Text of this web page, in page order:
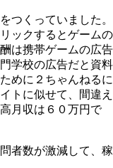
つくっていました。
ックするとゲームの
は携帯ゲームの広告
学校の広告だと資料
めに２ちゃんねるに
トに似せて、間違え
月収は６０万円で
者数が激減して、稼